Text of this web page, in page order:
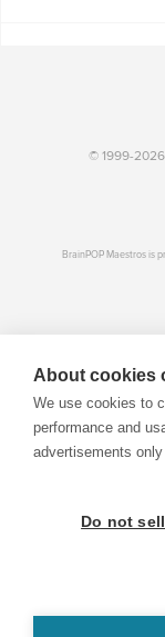
© 1999-
BrainPOP Maestros is
About cookies
We use cookies to
performance and
advertisements
Do not